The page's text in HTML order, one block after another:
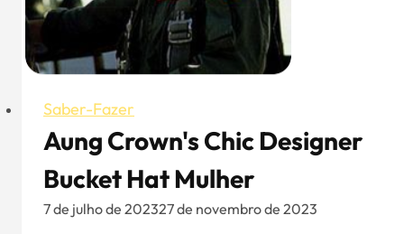
Saber-Fazer
Aung Crown's Chic Designer
Bucket Hat Mulher
7 de julho de 202327 de novembro de 2023